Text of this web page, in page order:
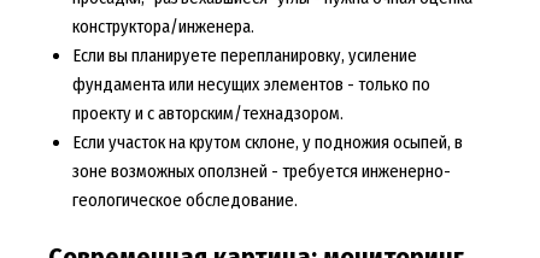
конструктора/инженера.
Если вы планируете перепланировку, усиление
фундамента или несущих элементов - только по
проекту и с авторским/технадзором.
Если участок на крутом склоне, у подножия осыпей, в
зоне возможных оползней - требуется инженерно-
геологическое обследование.